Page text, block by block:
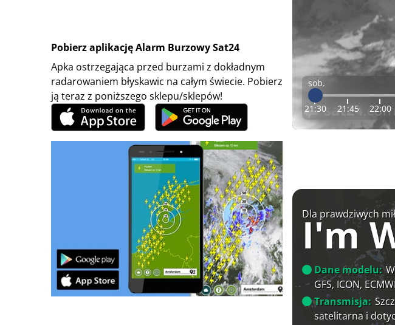
Pobierz aplikację Alarm Burzowy Sat24
Apka ostrzegająca przed burzami z dokładnym
radarowaniem błyskawic na całym świecie. Pobierz
ją teraz z poniższego sklepu/sklepów!
sob.
21:30 21:45 22:00
Dla prawdziwych
I'm
Dane modelu:
GFS, ICON,
Transmisja:
satelitarna i